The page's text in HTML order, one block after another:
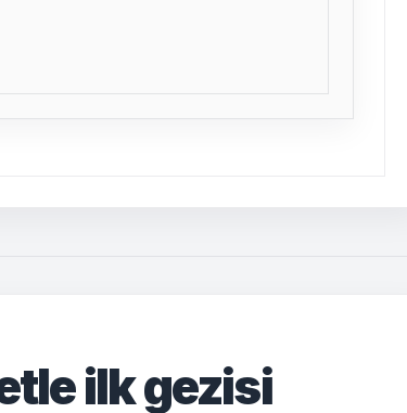
ilk gezisi